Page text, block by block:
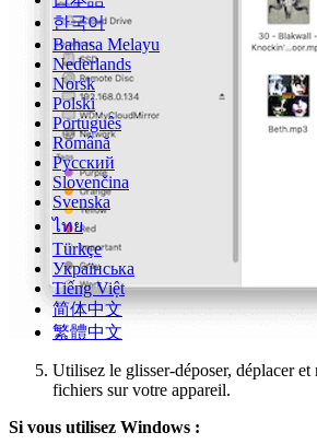
한국어
Bahasa Melayu
Nederlands
Norsk
Polski
Português
Română
Русский
Slovenčina
Svenska
ไทย
Türkçe
Українська
Tiếng Việt
简体中文
繁體中文
Utilisez le glisser-déposer, déplacer
fichiers sur votre appareil.
Si vous utilisez Windows :